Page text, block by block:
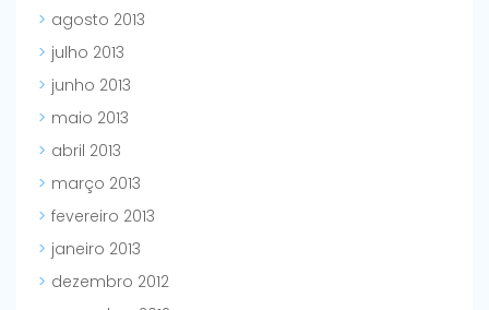
agosto 2013
julho 2013
junho 2013
maio 2013
abril 2013
março 2013
fevereiro 2013
janeiro 2013
dezembro 2012